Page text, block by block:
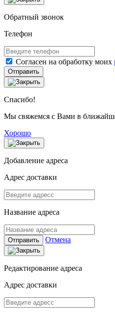
Обратный звонок
Телефон
Согласен на обработку моих
Отправить
Спасибо!
Мы свяжемся с Вами в
Хорошо
Добавление адреса
Адрес доставки
Название адреса
Отправить Отмена
Редактирование адреса
Адрес доставки